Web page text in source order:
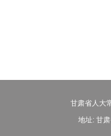
甘肃省人大
地址: 甘